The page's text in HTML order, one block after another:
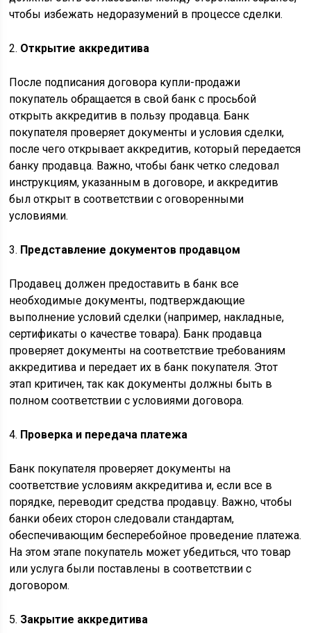
чтобы избежать недоразумений в процессе сделки.
2. Открытие аккредитива
После подписания договора купли-продажи
покупатель обращается в свой банк с просьбой
открыть аккредитив в пользу продавца. Банк
покупателя проверяет документы и условия сделки,
после чего открывает аккредитив, который передается
банку продавца. Важно, чтобы банк четко следовал
инструкциям, указанным в договоре, и аккредитив
был открыт в соответствии с оговоренными
условиями.
3. Представление документов продавцом
Продавец должен предоставить в банк все
необходимые документы, подтверждающие
выполнение условий сделки (например, накладные,
сертификаты о качестве товара). Банк продавца
проверяет документы на соответствие требованиям
аккредитива и передает их в банк покупателя. Этот
этап критичен, так как документы должны быть в
полном соответствии с условиями договора.
4. Проверка и передача платежа
Банк покупателя проверяет документы на
соответствие условиям аккредитива и, если все в
порядке, переводит средства продавцу. Важно, чтобы
банки обеих сторон следовали стандартам,
обеспечивающим бесперебойное проведение платежа.
На этом этапе покупатель может убедиться, что товар
или услуга были поставлены в соответствии с
договором.
5. Закрытие аккредитива